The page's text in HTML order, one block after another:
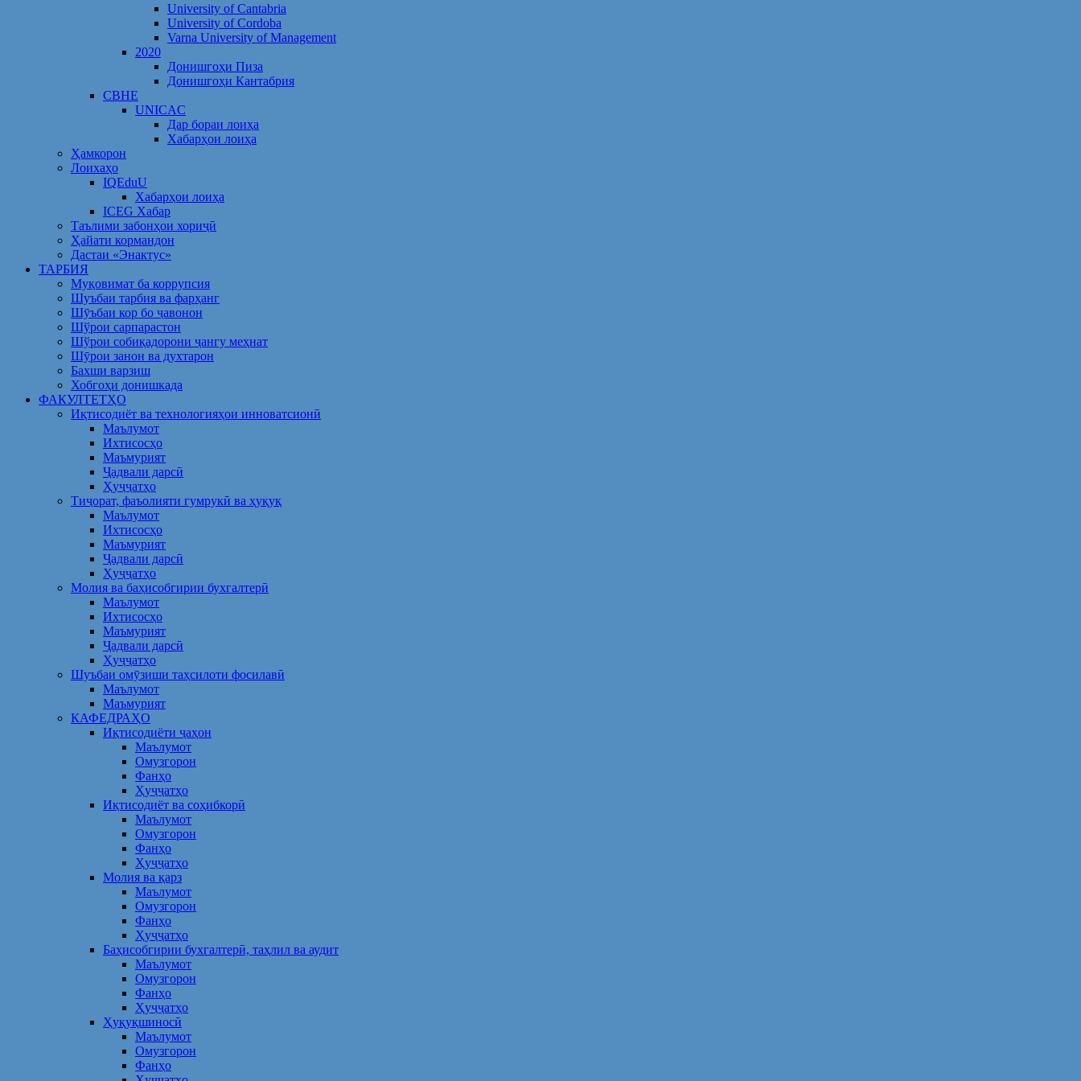
University of Cantabria
University of Cordoba
Varna University of Management
2020
Донишгоҳи Пиза
Донишгоҳи Кантабрия
CBHE
UNICAC
Дар бораи лоиҳа
Хабарҳои лоиҳа
Ҳамкорон
Лоихаҳо
IQEduU
Хабарҳои лоиҳа
ICEG Хабар
Таълими забонҳои хориҷӣ
Ҳайати кормандон
Дастаи «Энактус»
ТАРБИЯ
Муқовимат ба коррупсия
Шуъбаи тарбия ва фарҳанг
Шӯъбаи кор бо ҷавонон
Шўрои сарпарастон
Шўрои собиқадорони ҷангу меҳнат
Шӯрои занон ва духтарон
Бахши варзиш
Хобгоҳи донишкада
ФАКУЛТЕТҲО
Иқтисодиёт ва технологияҳои инноватсионӣ
Маълумот
Ихтисосҳо
Маъмурият
Ҷадвали дарсӣ
Ҳуҷҷатҳо
Тиҷорат, фаъолияти гумрукӣ ва ҳуқуқ
Маълумот
Ихтисосҳо
Маъмурият
Ҷадвали дарсӣ
Ҳуҷҷатҳо
Молия ва баҳисобгирии бухгалтерӣ
Маълумот
Ихтисосҳо
Маъмурият
Ҷадвали дарсӣ
Ҳуҷҷатҳо
Шуъбаи омӯзиши таҳсилоти фосилавӣ
Маълумот
Маъмурият
КАФЕДРАҲО
Иқтисодиёти ҷаҳон
Маълумот
Омузгорон
Фанҳо
Ҳуҷҷатҳо
Иқтисодиёт ва соҳибкорӣ
Маълумот
Омузгорон
Фанҳо
Ҳуҷҷатҳо
Молия ва қарз
Маълумот
Омузгорон
Фанҳо
Ҳуҷҷатҳо
Баҳисобгирии бухгалтерӣ, таҳлил ва аудит
Маълумот
Омузгорон
Фанҳо
Ҳуҷҷатҳо
Ҳуқуқшиносӣ
Маълумот
Омузгорон
Фанҳо